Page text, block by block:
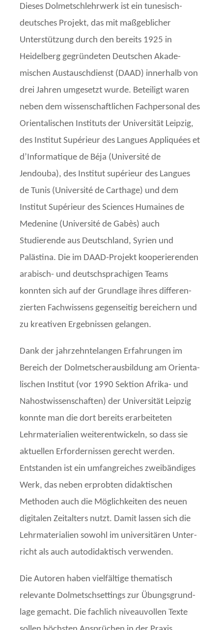
Dieses Dolmetschlehrwerk ist ein tunesisch-
deutsches Projekt, das mit maßgeblicher
Unterstützung durch den bereits 1925 in
Heidelberg gegründeten Deutschen Akade­
mischen Austauschdienst (DAAD) innerhalb von
drei Jahren umgesetzt wurde. Betei­ligt waren
neben dem wissenschaftlichen Fachpersonal des
Orienta­li­schen Instituts der Universität Leipzig,
des Institut Supérieur des Langues Appli­quées et
d’Informatique de Béja (Uni­ver­sité de
Jendouba), des Institut supérieur des Langues
de Tunis (Université de Carthage) und dem
Institut Supérieur des Sciences Humaines de
Medenine (Université de Gabès) auch
Studierende aus Deutschland, Syrien und
Palästina. Die im DAAD-Projekt kooperierenden
arabisch- und deutschsprachigen Teams
konnten sich auf der Grundlage ihres differen­
zier­ten Fachwissens gegenseitig bereichern und
zu kreativen Ergebnissen gelangen.
Dank der jahrzehntelangen Erfahrungen im
Bereich der Dolmetscherausbildung am Orien­ta­
lischen Institut (vor 1990 Sektion Afrika- und
Nahostwissenschaften) der Universität Leipzig
konnte man die dort bereits erarbeiteten
Lehrmaterialien weiter­entwickeln, so dass sie
aktuellen Erfordernissen gerecht werden.
Entstanden ist ein umfangreiches zweibän­diges
Werk, das neben erprobten didaktischen
Methoden auch die Möglichkeiten des neuen
digitalen Zeitalters nutzt. Damit lassen sich die
Lehrmaterialien sowohl im universitären Unter­
richt als auch autodidaktisch verwenden.
Die Autoren haben vielfältige thematisch
relevante Dolmetschsettings zur Übungs­grund­
lage gemacht. Die fachlich niveauvollen Texte